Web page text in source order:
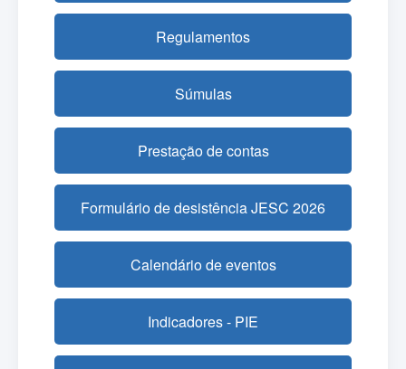
Regulamentos
Súmulas
Prestação de contas
Formulário de desistência JESC 2026
Calendário de eventos
Indicadores - PIE